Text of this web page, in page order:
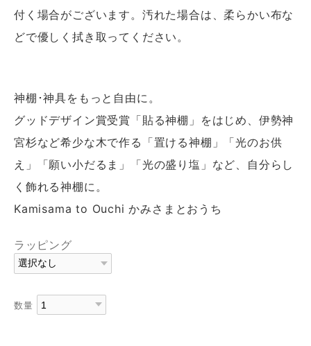
付く場合がございます。汚れた場合は、柔らかい布な
どで優しく拭き取ってください。
神棚･神具をもっと自由に。
グッドデザイン賞受賞「貼る神棚」をはじめ、伊勢神
宮杉など希少な木で作る「置ける神棚」「光のお供
え」「願い小だるま」「光の盛り塩」など、自分らし
く飾れる神棚に。
Kamisama to Ouchi かみさまとおうち
ラッピング
数量